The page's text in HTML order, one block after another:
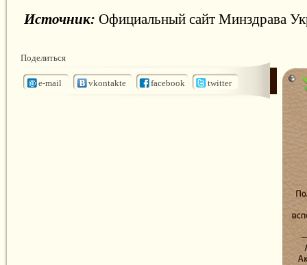
Источник: Официальный сайт Минздрава
Поделиться
e-mail vkontakte facebook twitter